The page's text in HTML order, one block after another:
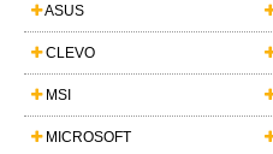
ASUS
CLEVO
MSI
MICROSOFT